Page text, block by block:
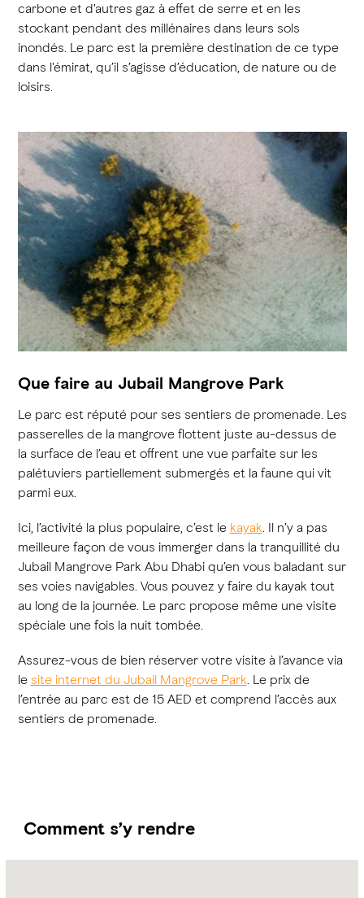
carbone et d'autres gaz à effet de serre et en les
stockant pendant des millénaires dans leurs sols
inondés. Le parc est la première destination de ce type
dans l'émirat, qu’il s’agisse d’éducation, de nature ou de
loisirs.
Que faire au Jubail Mangrove Park
Le parc est réputé pour ses sentiers de promenade. Les
passerelles de la mangrove flottent juste au-dessus de
la surface de l’eau et offrent une vue parfaite sur les
palétuviers partiellement submergés et la faune qui vit
parmi eux.
Ici, l’activité la plus populaire, c’est le kayak . Il n’y a pas
meilleure façon de vous immerger dans la tranquillité du
Jubail Mangrove Park Abu Dhabi qu’en vous baladant sur
ses voies navigables. Vous pouvez y faire du kayak tout
au long de la journée. Le parc propose même une visite
spéciale une fois la nuit tombée.
Assurez-vous de bien réserver votre visite à l’avance via
le site internet du Jubail Mangrove Park . Le prix de
l’entrée au parc est de 15 AED et comprend l’accès aux
sentiers de promenade.
Comment s’y rendre